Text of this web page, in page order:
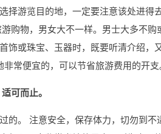
择游览目的地，一定要注意该处进
购物，男女大不一样。男士大多不
饰或珠宝、玉器时，既要听清介绍
常便宜的，可以节省旅游费用的开
可而止。
的。 注意安全，保存体力，切勿到